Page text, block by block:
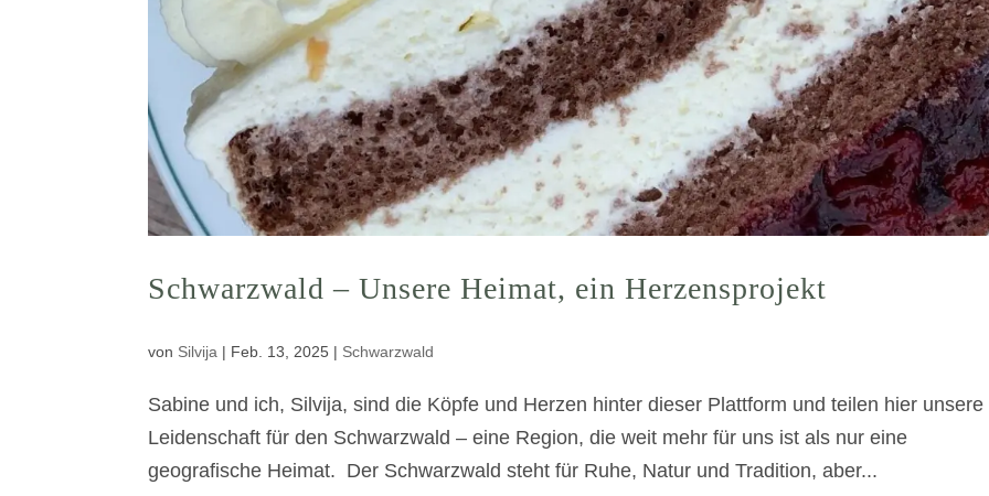
Schwarzwald – Unsere Heimat, ein Herzensprojekt
von Silvija | Feb. 13, 2025 | Schwarzwald
Sabine und ich, Silvija, sind die Köpfe und Herzen hinter dieser Plattform und teilen hier unsere
Leidenschaft für den Schwarzwald – eine Region, die weit mehr für uns ist als nur eine
geografische Heimat. Der Schwarzwald steht für Ruhe, Natur und Tradition, aber...